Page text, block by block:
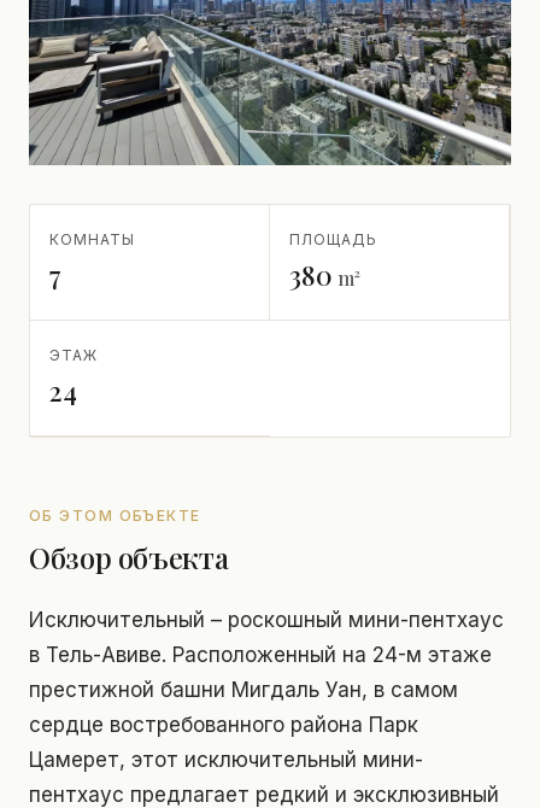
КОМНАТЫ
7
ПЛОЩАДЬ
380 m²
ЭТАЖ
24
ОБ ЭТОМ ОБЪЕКТЕ
Обзор объекта
Исключительный – роскошный мини-пентхаус
в Тель-Авиве. Расположенный на 24-м этаже
престижной башни Мигдаль Уан, в самом
сердце востребованного района Парк
Цамерет, этот исключительный мини-
пентхаус предлагает редкий и эксклюзивный